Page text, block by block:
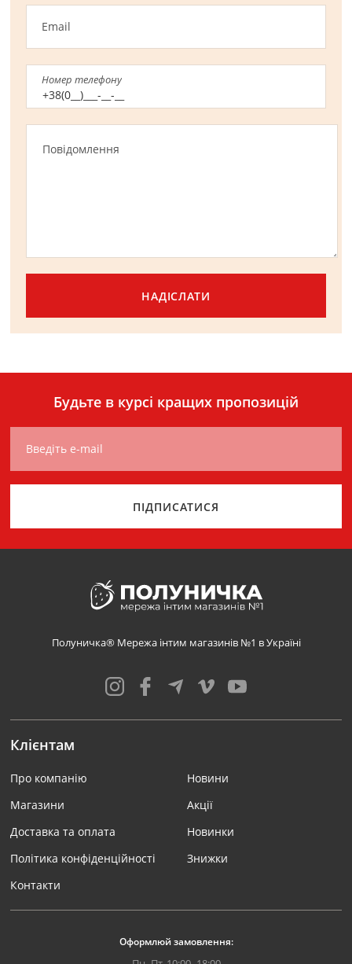
Email
Номер телефону
НАДІСЛАТИ
Будьте в курсі кращих пропозицій
Введіть e-mail
ПІДПИСАТИСЯ
Полуничка® Мережа інтим магазинів №1 в Україні
Клієнтам
Про компанію
Магазини
Доставка та оплата
Політика конфіденційності
Контакти
Новини
Акції
Новинки
Знижки
Оформлюй замовлення: